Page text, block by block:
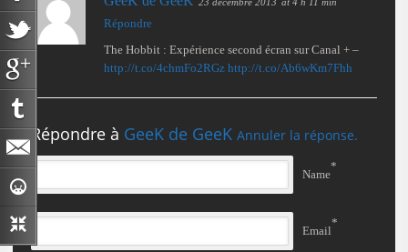
Répondre
The Hobbit : Expérience second écran sur Canal + –
http://t.co/4chmFo2RGz http://t.co/Ab6wKm7Fhh
Répondre à GeeK de GeeK Annuler la réponse.
Name
*
Email
*